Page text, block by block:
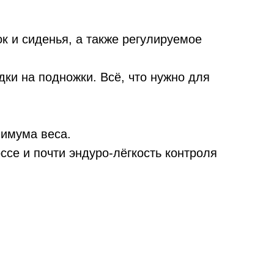
и сиденья, а также регулируемое
на подножки. Всё, что нужно для
веса.
и почти эндуро-лёгкость контроля